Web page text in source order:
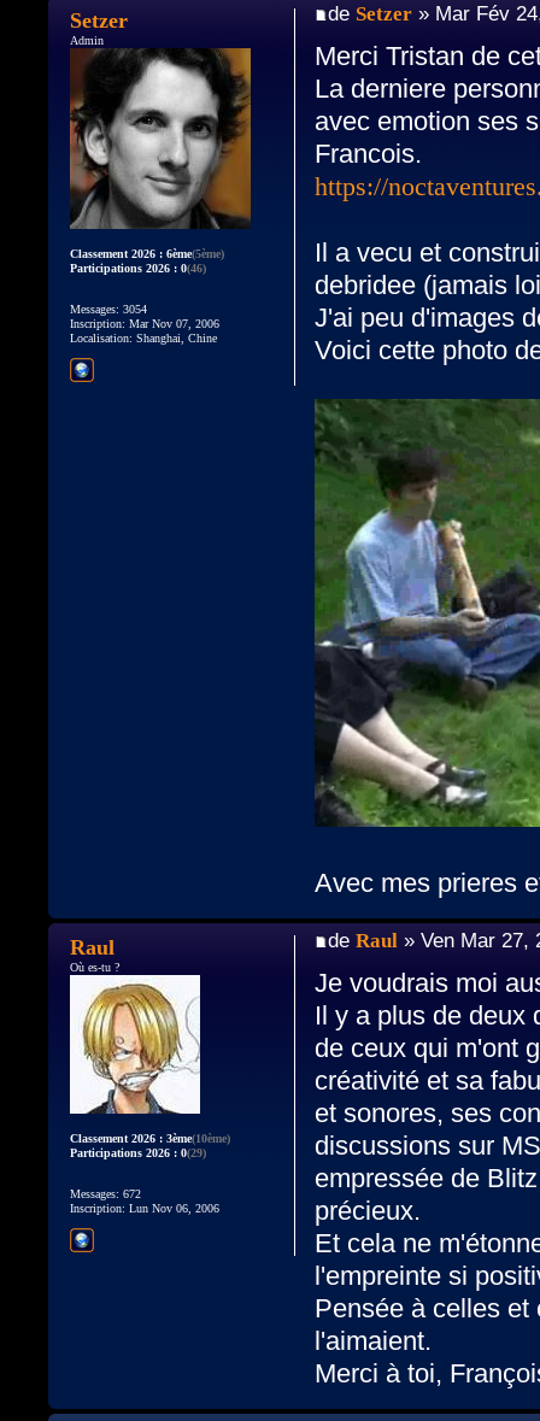
de Setzer » Mar Fév
Merci Tristan de
La derniere
avec emotion ses
Francois.
https://
Il a vecu et
debridee (jamais
J'ai peu d'images
Voici cette photo
Avec mes prieres
Setzer
Admin
Classement 2026 : 6ème(5ème)
Participations 2026 : 0(46)
Messages: 3054
Inscription: Mar Nov 07, 2006
Localisation: Shanghai, Chine
deRaul » Ven Mar 27,
Je voudrais moi
Il y a plus de deux
de ceux qui m'ont
créativité et sa
et sonores, ses
discussions sur
empressée de
précieux.
Et cela ne
l'empreinte si
Pensée à celles et
l'aimaient.
Merci à toi,
Raul
Où es-tu ?
Classement 2026 : 3ème(10ème)
Participations 2026 : 0(29)
Messages: 672
Inscription: Lun Nov 06, 2006